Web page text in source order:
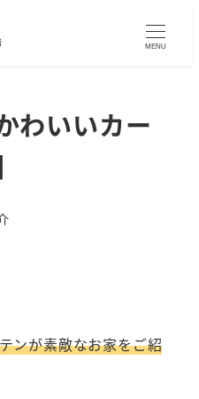
MENU
わいいカー
ンが素敵なお家をご紹